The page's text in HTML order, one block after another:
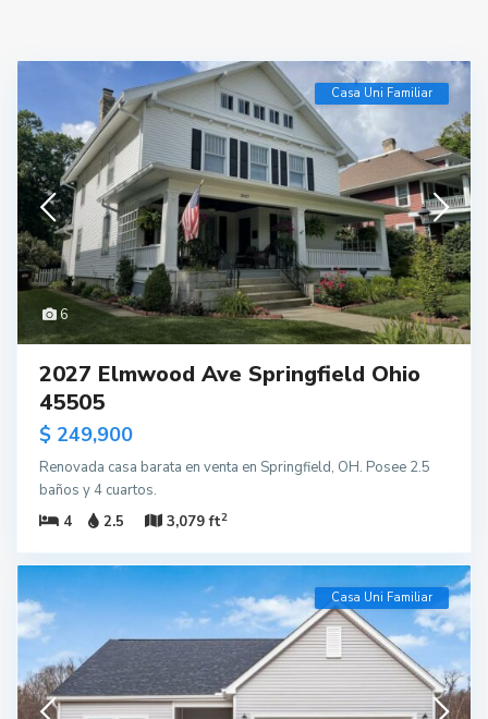
6
Casa Uni Familiar
2027 Elmwood Ave Springfield Ohio
45505
$ 249,900
Renovada casa barata en venta en Springfield, OH. Posee 2.5
baños y 4 cuartos.
4
2.5 3,079 ft2
Casa Uni Familiar